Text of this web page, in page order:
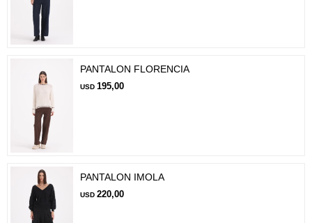
PANTALON FLORENCIA
USD 195,00
PANTALON IMOLA
USD 220,00